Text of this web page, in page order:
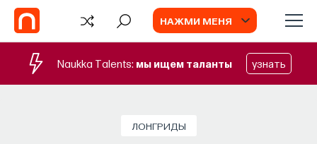
НАЖМИ МЕНЯ
Naukka Talents: мы ищем таланты узнать
ЛОНГРИДЫ